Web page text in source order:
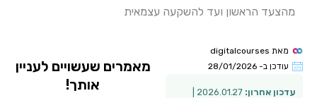
מהצעד הראשון ועד להשקעה עצמאית
מאת
עודכן ב- 28/01/2026
עדכון אחרון:
מאמרים שעשויים לעניין
אותך!